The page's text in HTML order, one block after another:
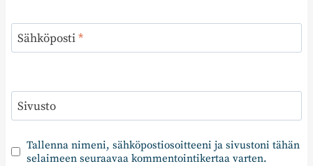
Sähköposti*
Sivusto
Tallenna nimeni, sähköpostiosoitteeni ja sivustoni tähän
selaimeen seuraavaa kommentointikertaa varten.